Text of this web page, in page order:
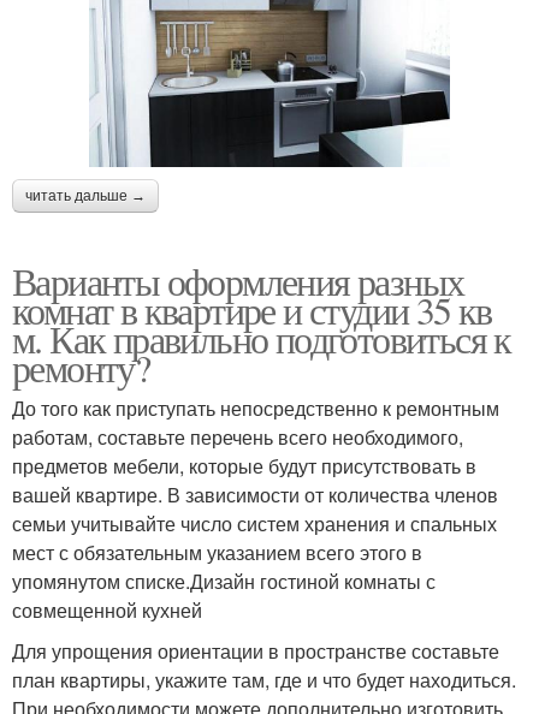
читать дальше →
Варианты оформления разных
комнат в квартире и студии 35 кв
м. Как правильно подготовиться к
ремонту?
До того как приступать непосредственно к ремонтным
работам, составьте перечень всего необходимого,
предметов мебели, которые будут присутствовать в
вашей квартире. В зависимости от количества членов
семьи учитывайте число систем хранения и спальных
мест с обязательным указанием всего этого в
упомянутом списке.Дизайн гостиной комнаты с
совмещенной кухней
Для упрощения ориентации в пространстве составьте
план квартиры, укажите там, где и что будет находиться.